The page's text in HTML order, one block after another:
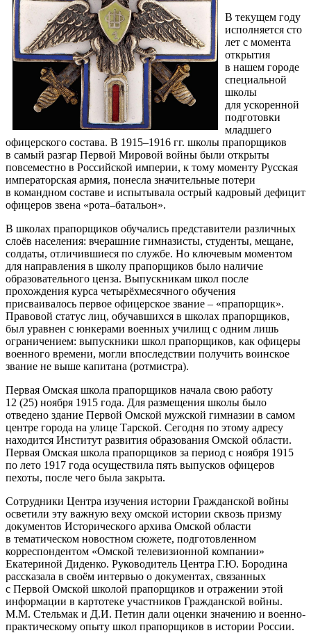
В текущем году
исполняется сто
лет с момента
открытия
в нашем городе
специальной
школы
для ускоренной
подготовки
младшего
офицерского состава. В 1915–1916 гг. школы прапорщиков
в самый разгар Первой Мировой войны были открыты
повсеместно в Российской империи, к тому моменту Русская
императорская армия, понесла значительные потери
в командном составе и испытывала острый кадровый дефицит
офицеров звена «рота–батальон».
В школах прапорщиков обучались представители различных
слоёв населения: вчерашние гимназисты, студенты, мещане,
солдаты, отличившиеся по службе. Но ключевым моментом
для направления в школу прапорщиков было наличие
образовательного ценза. Выпускникам школ после
прохождения курса четырёхмесячного обучения
присваивалось первое офицерское звание – «прапорщик».
Правовой статус лиц, обучавшихся в школах прапорщиков,
был уравнен с юнкерами военных училищ с одним лишь
ограничением: выпускники школ прапорщиков, как офицеры
военного времени, могли впоследствии получить воинское
звание не выше капитана (ротмистра).
Первая Омская школа прапорщиков начала свою работу
12 (25) ноября 1915 года. Для размещения школы было
отведено здание Первой Омской мужской гимназии в самом
центре города на улице Тарской. Сегодня по этому адресу
находится Институт развития образования Омской области.
Первая Омская школа прапорщиков за период с ноября 1915
по лето 1917 года осуществила пять выпусков офицеров
пехоты, после чего была закрыта.
Сотрудники Центра изучения истории Гражданской войны
осветили эту важную веху омской истории сквозь призму
документов Исторического архива Омской области
в тематическом новостном сюжете, подготовленном
корреспондентом «Омской телевизионной компании»
Екатериной Диденко. Руководитель Центра Г.Ю. Бородина
рассказала в своём интервью о документах, связанных
с Первой Омской школой прапорщиков и отражении этой
информации в картотеке участников Гражданской войны.
М.М. Стельмак и Д.И. Петин дали оценки значению и военно-
практическому опыту школ прапорщиков в истории России.